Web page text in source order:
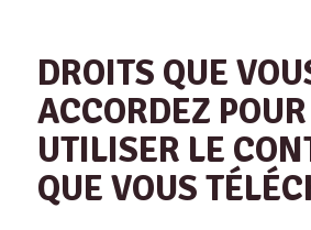
DROITS QUE
ACCORDEZ POUR
UTILISER LE
QUE VOUS